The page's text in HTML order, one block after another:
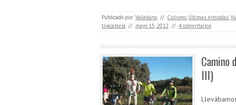
Publicado por: Vallekano // Ciclismo, Últimas entradas,
triacastela // mayo 15, 2012 // 4 comentarios
Camino
III)